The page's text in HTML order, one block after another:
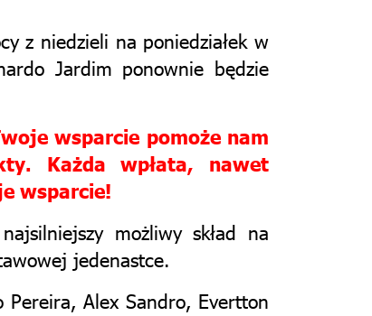
z niedzieli na poniedziałek w
Jardim ponownie będzie
wsparcie pomoże nam
Każda wpłata, nawet
wsparcie!
możliwy skład na
jedenastce.
Pereira, Alex Sandro, Evertton